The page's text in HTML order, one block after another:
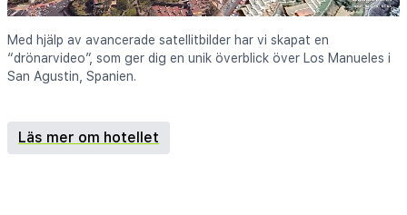
Med hjälp av avancerade satellitbilder har vi skapat en
“drönarvideo”, som ger dig en unik överblick över Los Manueles i
San Agustin, Spanien.
Läs mer om hotellet